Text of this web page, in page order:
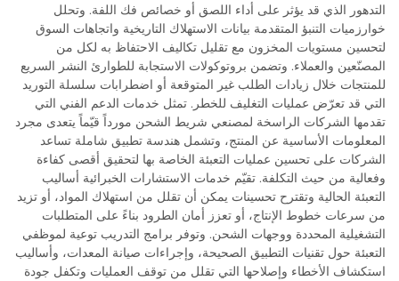
التدهور الذي قد يؤثر على أداء اللصق أو خصائص فك اللفة. وتحلل
خوارزميات التنبؤ المتقدمة بيانات الاستهلاك التاريخية واتجاهات السوق
لتحسين مستويات المخزون مع تقليل تكاليف الاحتفاظ به لكل من
المصنّعين والعملاء. وتضمن بروتوكولات الاستجابة للطوارئ النشر السريع
للمنتجات خلال زيادات الطلب غير المتوقعة أو اضطرابات سلسلة التوريد
التي قد تعرّض عمليات التغليف للخطر. تمثل خدمات الدعم الفني التي
تقدمها الشركات الراسخة لمصنعي شريط الشحن مورداً قيّماً يتعدى مجرد
المعلومات الأساسية عن المنتج، وتشمل هندسة تطبيق شاملة تساعد
الشركات على تحسين عمليات التعبئة الخاصة بها لتحقيق أقصى كفاءة
وفعالية من حيث التكلفة. تقيّم خدمات الاستشارات الخبرائية أساليب
التعبئة الحالية وتقترح تحسينات يمكن أن تقلل من استهلاك المواد، أو تزيد
من سرعات خطوط الإنتاج، أو تعزز أمان الطرود بناءً على المتطلبات
التشغيلية المحددة ووجهات الشحن. وتوفر برامج التدريب توعية لموظفي
التعبئة حول تقنيات التطبيق الصحيحة، وإجراءات صيانة المعدات، وأساليب
استكشاف الأخطاء وإصلاحها التي تقلل من توقف العمليات وتكفل جودة